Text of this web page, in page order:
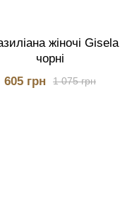
жіночі
чорні
1 075 грн
605 грн